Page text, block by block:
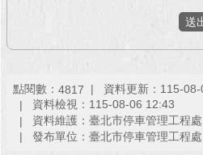
網
站
導
點閱數： 4817
資料更新：115-
資料檢視：115-08-06 12:43
資料維護：臺北市停車管理工程處
發布單位：臺北市停車管理工程處